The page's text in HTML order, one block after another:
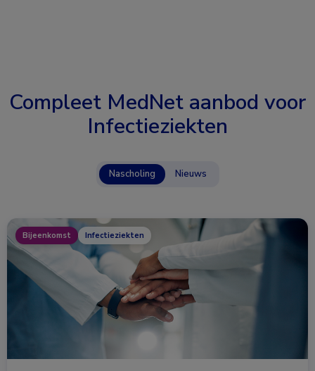
Compleet MedNet aanbod voor
Infectieziekten
Nascholing Nieuws
Bijeenkomst Infectieziekten